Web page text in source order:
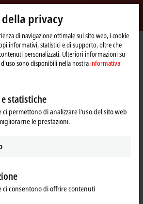
I/O-specific accessories
Pre-assembled cables
| Power cable,
suitable, 5 x
privacy
di navigazione ottimale sul sito web, i cookie
informativi, statistici e di supporto, oltre che
personalizzati. Ulteriori informazioni su
sono disponibili nella nostra informativa
statistiche
ci permettono di analizzare l'uso del sito web
le prestazioni.
ci consentono di offrire contenuti